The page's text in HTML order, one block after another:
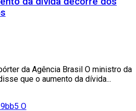
da Agência Brasil O ministro da
que o aumento da dívida...